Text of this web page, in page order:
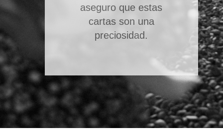
aseguro que estas
cartas son una
preciosidad.